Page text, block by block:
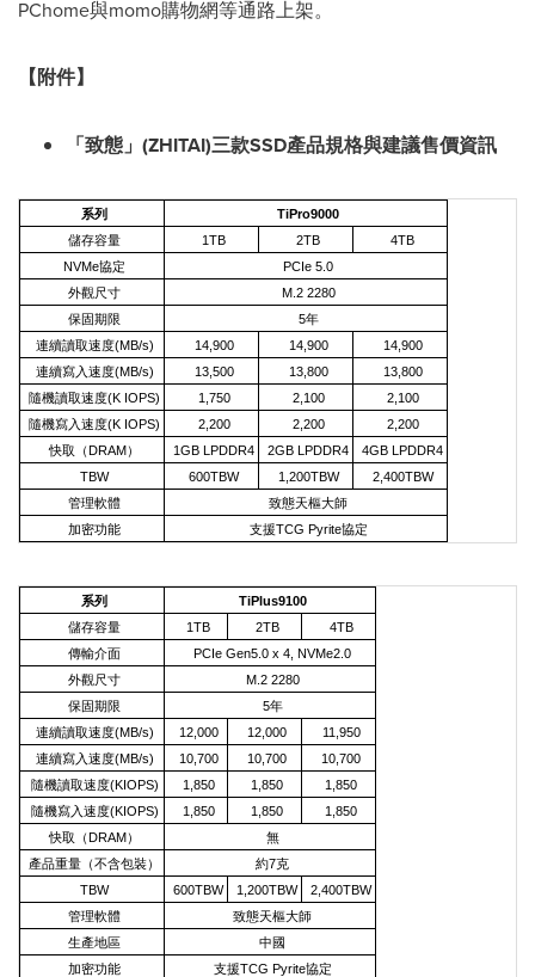
PChome與momo購物網等通路上架。
【附件】
「致態」(ZHITAI)三款SSD產品規格與建議售價資訊
系列
TiPro9000
儲存容量
1TB 2TB
4TB
NVMe協定
PCIe 5.0
外觀尺寸
M.2 2280
保固期限
5年
連續讀取速度(MB/s)
14,900 14,900
14,900
連續寫入速度(MB/s)
13,500 13,800
13,800
隨機讀取速度(K IOPS)
1,750 2,100
2,100
隨機寫入速度(K IOPS)
2,200 2,200
2,200
快取（DRAM）
1GB LPDDR4 2GB LPDDR4
4GB LPDDR4
TBW
600TBW 1,200TBW
2,400TBW
管理軟體
致態天樞大師
加密功能
支援TCG Pyrite協定
系列
TiPlus9100
儲存容量
1TB 2TB
4TB
傳輸介面
PCIe Gen5.0 x 4, NVMe2.0
外觀尺寸
M.2 2280
保固期限
5年
連續讀取速度(MB/s)
12,000 12,000
11,950
連續寫入速度(MB/s)
10,700 10,700
10,700
隨機讀取速度(KIOPS)
1,850 1,850
1,850
隨機寫入速度(KIOPS)
1,850 1,850
1,850
快取（DRAM）
無
產品重量（不含包裝）
約7克
TBW
600TBW 1,200TBW
2,400TBW
管理軟體
致態天樞大師
生產地區
中國
加密功能
支援TCG Pyrite協定